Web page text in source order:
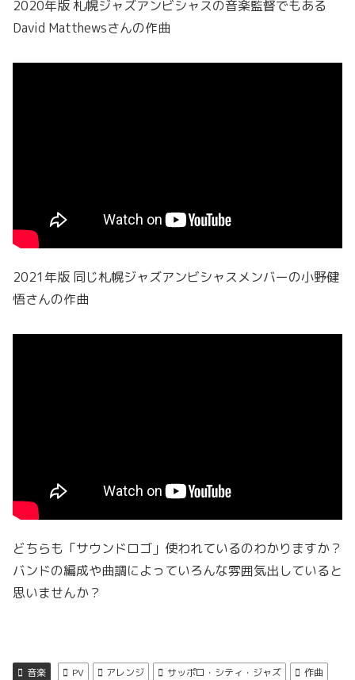
2020年版 札幌ジャズアンビシャスの音楽監督でもある
David Matthewsさんの作曲
2021年版 同じ札幌ジャズアンビシャスメンバーの小野健
悟さんの作曲
どちらも「サウンドロゴ」使われているのわかりますか？
バンドの編成や曲調によっていろんな雰囲気出していると
思いませんか？
音楽 PV アレンジ サッポロ・シティ・ジャズ
作曲